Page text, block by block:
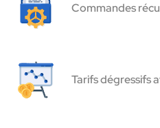
Commandes
Tarifs dégressifs